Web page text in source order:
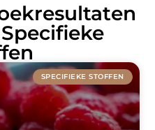
SPECIFIEKE STOFFEN